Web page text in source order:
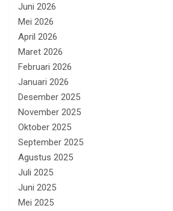
Juni 2026
Mei 2026
April 2026
Maret 2026
Februari 2026
Januari 2026
Desember 2025
November 2025
Oktober 2025
September 2025
Agustus 2025
Juli 2025
Juni 2025
Mei 2025